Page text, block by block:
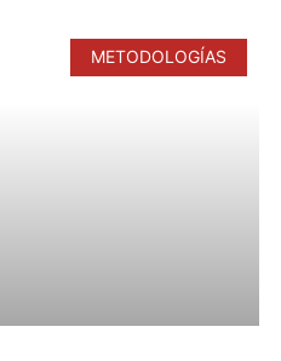
METODOLOGÍAS